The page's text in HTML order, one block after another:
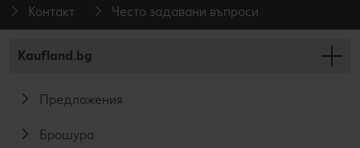
Контакт Често задавани въпроси
Kaufland.bg
Предложения
Брошура